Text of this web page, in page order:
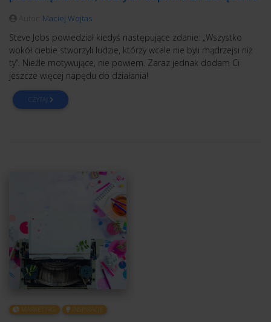
Maciej Wojtas
Steve Jobs powiedział kiedyś następujące zdanie: „Wszystko
wokół ciebie stworzyli ludzie, którzy wcale nie byli mądrzejsi niż
ty”. Nieźle motywujące, nie powiem. Zaraz jednak dodam Ci
jeszcze więcej napędu do działania!
CZYTAJ
MARKETING INSPIRACJE